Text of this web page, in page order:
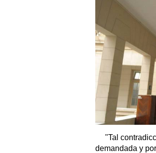
"Tal
demandada y